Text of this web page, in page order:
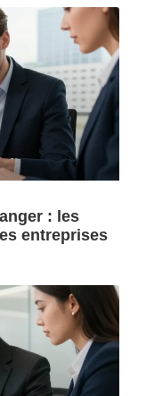
: les
entreprises